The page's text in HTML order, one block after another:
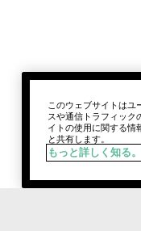
このウェブサイトはユ
スや通信トラフィック
イトの使用に関する情
と共有します。
もっと詳しく知る。